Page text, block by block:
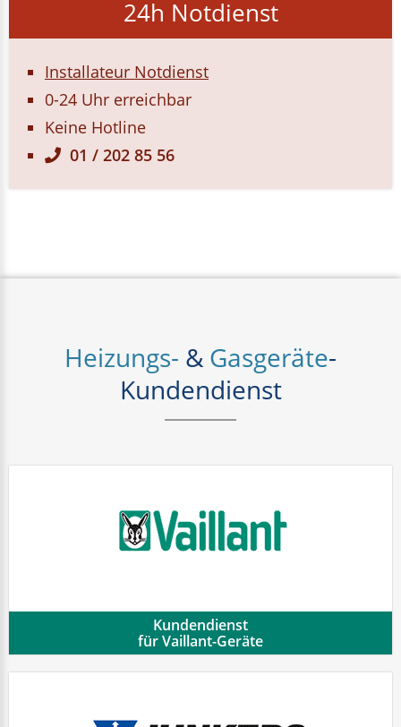
24h Notdienst
Installateur Notdienst
0-24 Uhr erreichbar
Keine Hotline
01 / 202 85 56
Heizungs- & Gasgeräte-
Kundendienst
Kundendienst
für Vaillant-Geräte